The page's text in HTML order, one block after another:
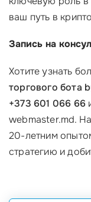
ваш путь в
Запись на
Хотите узнать
торгового бота
+373 601 066 66
webmaster.md.
20-летним
стратегию и